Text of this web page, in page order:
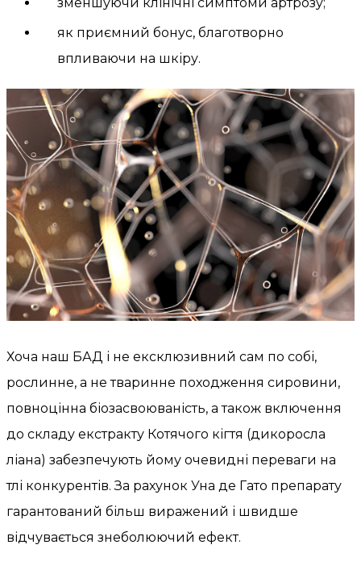
як приємний бонус, благотворно
впливаючи на шкіру.
Хоча наш БАД і не ексклюзивний сам по собі,
рослинне, а не тваринне походження сировини,
повноцінна біозасвоюваність, а також включення
до складу екстракту Котячого кігтя (дикоросла
ліана) забезпечують йому очевидні переваги на
тлі конкурентів. За рахунок Уна де Гато препарату
гарантований більш виражений і швидше
відчувається знеболюючий ефект.